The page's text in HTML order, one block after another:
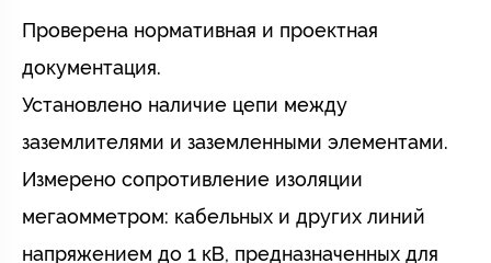
Проверена нормативная и проектная
документация.
Установлено наличие цепи между
заземлителями и заземленными элементами.
Измерено сопротивление изоляции
мегаомметром: кабельных и других линий
напряжением до 1 кВ, предназначенных для